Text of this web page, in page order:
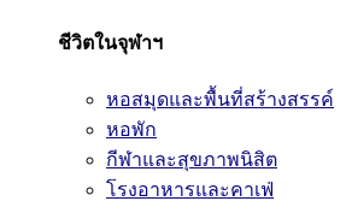
ชีวิตในจุฬาฯ
หอสมุดและพื้นที่สร้างสรรค์
หอพัก
กีฬาและสุขภาพนิสิต
โรงอาหารและคาเฟ่